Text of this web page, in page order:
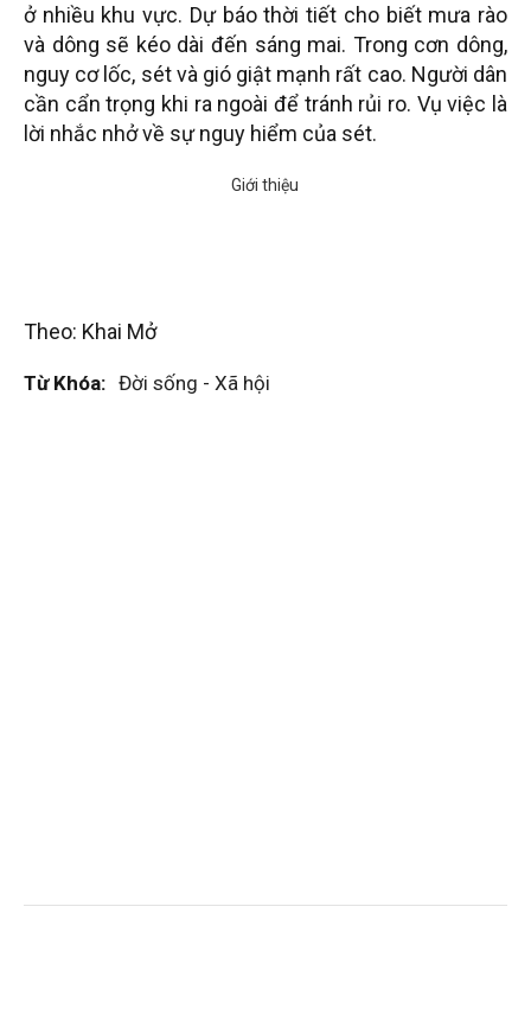
ở nhiều khu vực. Dự báo thời tiết cho biết mưa rào
và dông sẽ kéo dài đến sáng mai. Trong cơn dông,
nguy cơ lốc, sét và gió giật mạnh rất cao. Người dân
cần cẩn trọng khi ra ngoài để tránh rủi ro. Vụ việc là
lời nhắc nhở về sự nguy hiểm của sét.
Theo: Khai Mở
Từ Khóa: Đời sống - Xã hội